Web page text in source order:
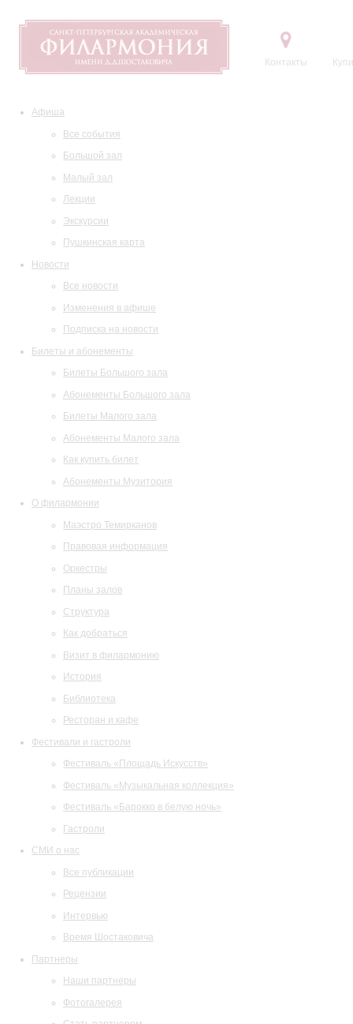
Контакты
Афиша
Все события
Большой зал
Малый зал
Лекции
Экскурсии
Пушкинская карта
Новости
Все новости
Изменения в афише
Подписка на новости
Билеты и абонементы
Билеты Большого зала
Абонементы Большого зала
Билеты Малого зала
Абонементы Малого зала
Как купить билет
Абонементы Музитория
О филармонии
Маэстро Темирканов
Правовая информация
Оркестры
Планы залов
Структура
Как добраться
Визит в филармонию
История
Библиотека
Ресторан и кафе
Фестивали и гастроли
Фестиваль «Площадь Искусств»
Фестиваль «Музыкальная коллекция»
Фестиваль «Барокко в белую ночь»
Гастроли
СМИ о нас
Все публикации
Рецензии
Интервью
Время Шостаковича
Партнеры
Наши партнеры
Фотогалерея